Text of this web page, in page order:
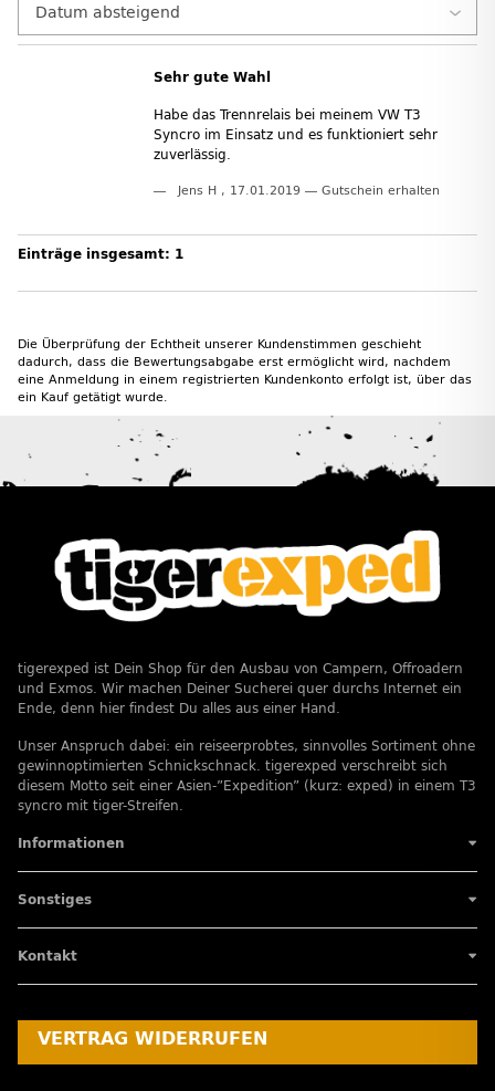
Sehr gute Wahl
Habe das Trennrelais bei meinem VW T3
Syncro im Einsatz und es funktioniert sehr
zuverlässig.
Jens H , 17.01.2019 Gutschein erhalten
Einträge insgesamt: 1
Die Überprüfung der Echtheit unserer Kundenstimmen geschieht
dadurch, dass die Bewertungsabgabe erst ermöglicht wird, nachdem
eine Anmeldung in einem registrierten Kundenkonto erfolgt ist, über das
ein Kauf getätigt wurde.
tigerexped ist Dein Shop für den Ausbau von Campern, Offroadern
und Exmos. Wir machen Deiner Sucherei quer durchs Internet ein
Ende, denn hier findest Du alles aus einer Hand.
Unser Anspruch dabei: ein reiseerprobtes, sinnvolles Sortiment ohne
gewinnoptimierten Schnickschnack. tigerexped verschreibt sich
diesem Motto seit einer Asien-”Expedition” (kurz: exped) in einem T3
syncro mit tiger-Streifen.
Informationen
Sonstiges
Kontakt
VERTRAG WIDERRUFEN